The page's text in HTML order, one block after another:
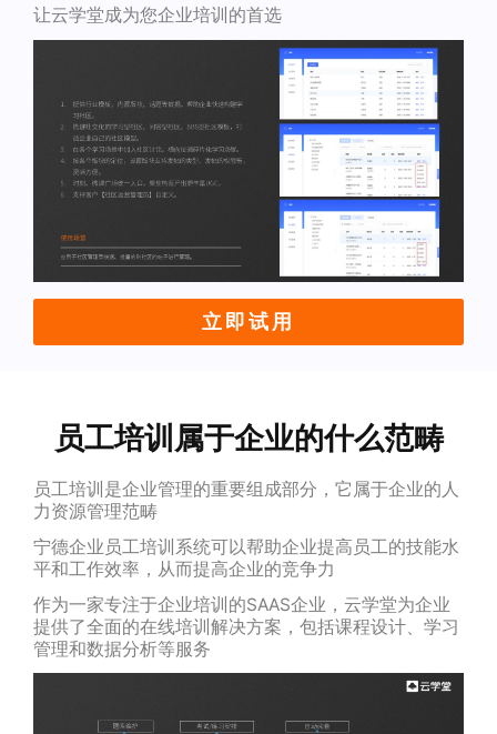
让云学堂成为您企业培训的首选
立即试用
员工培训属于企业的什么范畴
员工培训是企业管理的重要组成部分，它属于企业的人
力资源管理范畴
宁德企业员工培训系统可以帮助企业提高员工的技能水
平和工作效率，从而提高企业的竞争力
作为一家专注于企业培训的SAAS企业，云学堂为企业
提供了全面的在线培训解决方案，包括课程设计、学习
管理和数据分析等服务